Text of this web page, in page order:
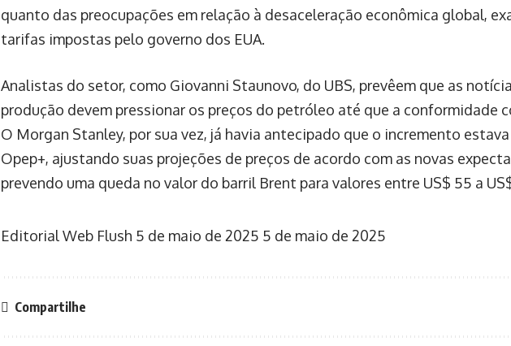
quanto das preocupações em relação à desaceleração econômica global,
tarifas impostas pelo governo dos EUA.
Analistas do setor, como Giovanni Staunovo, do UBS, prevêem que as
produção devem pressionar os preços do petróleo até que a conformidade
O Morgan Stanley, por sua vez, já havia antecipado que o incremento
Opep+, ajustando suas projeções de preços de acordo com as novas
prevendo uma queda no valor do barril Brent para valores entre US$ 55 a
Editorial Web Flush 5 de maio de 2025 5 de maio de 2025
Compartilhe